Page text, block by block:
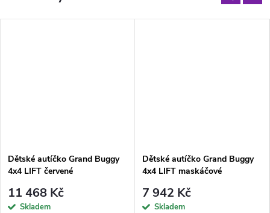
Dětské autíčko Grand Buggy
4x4 LIFT červené
11 468 Kč
Skladem
Dětské autíčko Grand Buggy
4x4 LIFT maskáčové
7 942 Kč
Skladem